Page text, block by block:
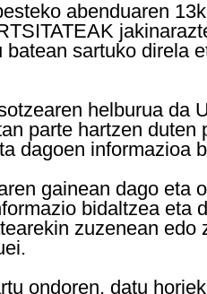
abenduaren
sartuko direla
helburua da
parte hartzen
dagoen informazioa
gainean dago eta
bidaltzea eta
zuzenean
ondoren, datu